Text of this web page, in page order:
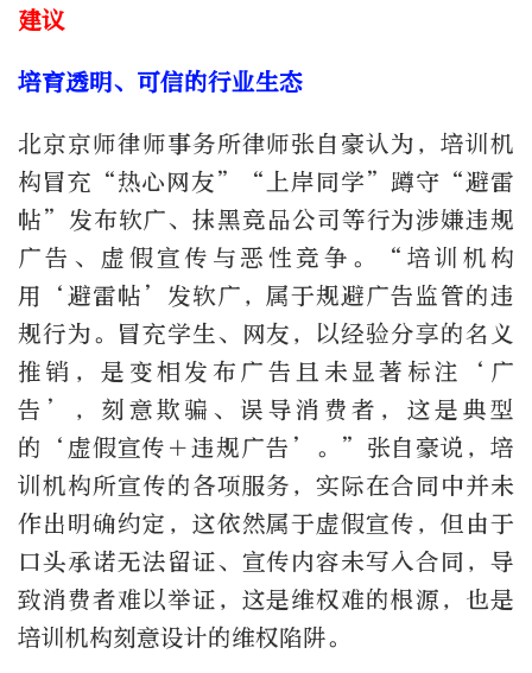
建议
培育透明、可信的行业生态
北京京师律师事务所律师张自豪认为，培训机
构冒充“热心网友”“上岸同学”蹲守“避雷
帖”发布软广、抹黑竞品公司等行为涉嫌违规
广告、虚假宣传与恶性竞争。“培训机构
用‘避雷帖’发软广，属于规避广告监管的违
规行为。冒充学生、网友，以经验分享的名义
推销，是变相发布广告且未显著标注‘广
告’，刻意欺骗、误导消费者，这是典型
的‘虚假宣传＋违规广告’。”张自豪说，培
训机构所宣传的各项服务，实际在合同中并未
作出明确约定，这依然属于虚假宣传，但由于
口头承诺无法留证、宣传内容未写入合同，导
致消费者难以举证，这是维权难的根源，也是
培训机构刻意设计的维权陷阱。